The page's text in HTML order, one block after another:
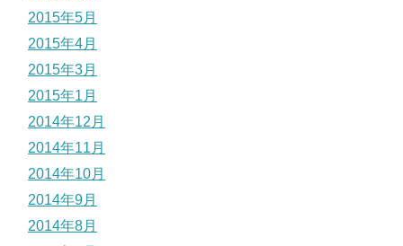
2015年5月
2015年4月
2015年3月
2015年1月
2014年12月
2014年11月
2014年10月
2014年9月
2014年8月